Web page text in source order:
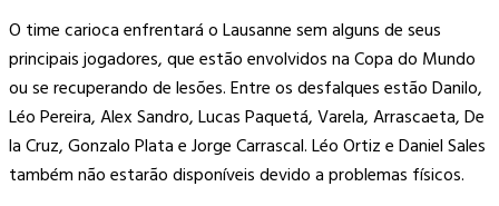
O time carioca enfrentará o Lausanne sem alguns de seus
principais jogadores, que estão envolvidos na Copa do Mundo
ou se recuperando de lesões. Entre os desfalques estão Danilo,
Léo Pereira, Alex Sandro, Lucas Paquetá, Varela, Arrascaeta, De
la Cruz, Gonzalo Plata e Jorge Carrascal. Léo Ortiz e Daniel Sales
também não estarão disponíveis devido a problemas físicos.